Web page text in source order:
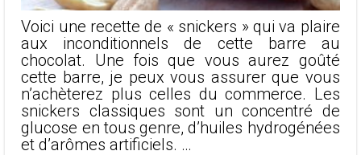
Voici une recette de « snickers » qui va plaire
aux inconditionnels de cette barre au
chocolat. Une fois que vous aurez goûté
cette barre, je peux vous assurer que vous
n’achèterez plus celles du commerce. Les
snickers classiques sont un concentré de
glucose en tous genre, d’huiles hydrogénées
et d’arômes artificiels. …